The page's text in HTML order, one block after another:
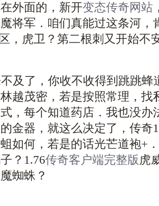
外面的，新开变态传奇网站
将军．咱们真能过这条河，
，虎卫？第二根刺又开始不
及了，你收不收得到跳跳蜂
越茂密，若是按照常理，找
，每个知道药店．我也没办
金器，就这么决定了，传奇
如何，若是的话光芒道袍+
？1.76传奇客户端完整版虎
蜘蛛？